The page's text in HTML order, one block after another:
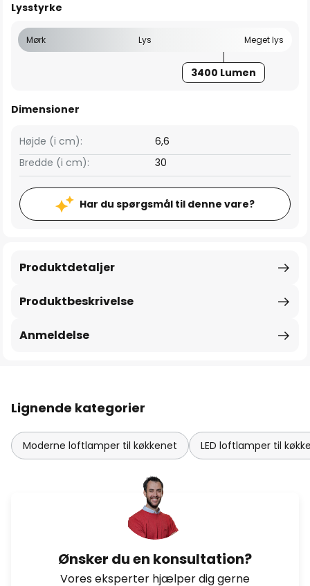
Lysstyrke
Mørk Lys Meget lys
3400 Lumen
Dimensioner
Bredde (i cm): 30
Højde (i cm): 6,6
Har du spørgsmål til denne vare?
Produktbeskrivelse
Produktdetaljer
Anmeldelse
Lignende kategorier
Moderne loftlamper til køkkenet LED loftlamper til
Ønsker du en konsultation?
Vores eksperter hjælper dig gerne